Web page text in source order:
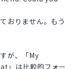
おりません。もう
が、「My
は比較的フォー